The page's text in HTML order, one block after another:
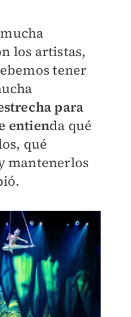
los artistas,
tener
para
entienda qué
qué
mantenerlos